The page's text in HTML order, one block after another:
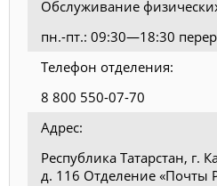
Обслуживание
пн.-пт.: 09:30—18:30
Телефон отделения:
8 800 550-07-70
Адрес:
Республика Татарстан, г.
д. 116 Отделение «Почты